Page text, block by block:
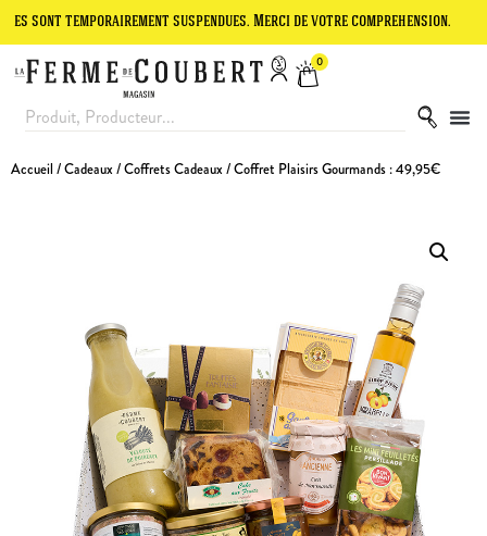
suspendues. Merci de votre compréhension. Le site
0
Accueil /Cadeaux /Coffrets Cadeaux / Coffret Plaisirs Gourmands : 49,95€